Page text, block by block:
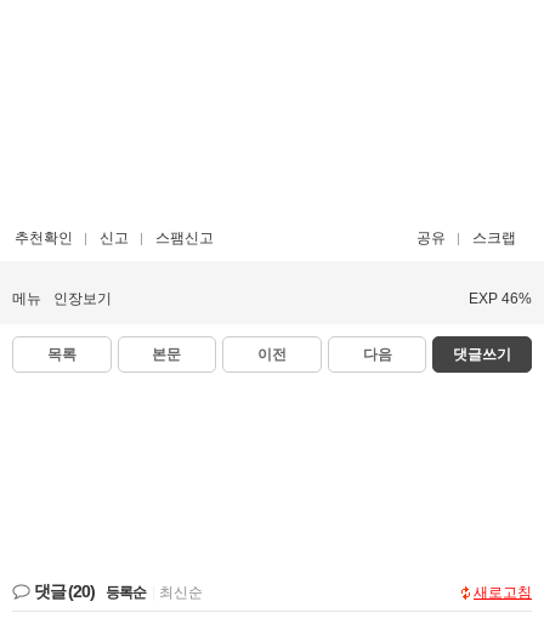
추천확인 신고 스팸신고 공유 스크랩
메뉴 인장보기 EXP 46%
목록 본문 이전 다음 댓글쓰기
댓글(20) 등록순 최신순 새로고침